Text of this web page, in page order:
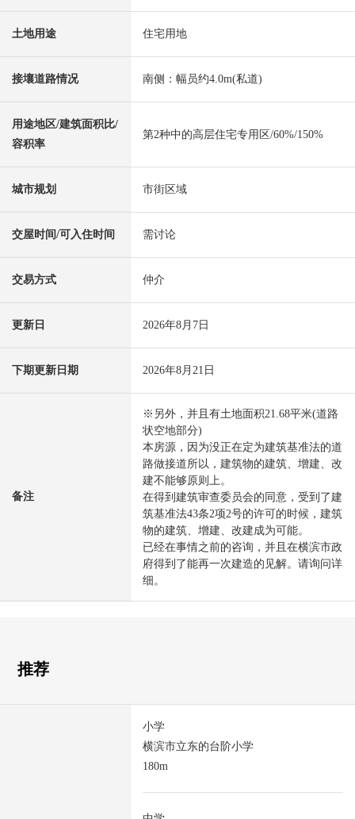
土地用途 住宅用地
接壤道路情况 南侧：幅员约4.0m(私道)
用途地区/建筑面积比/
容积率
第2种中的高层住宅专用区/60%/150%
城市规划 市街区域
交屋时间/可入住时间 需讨论
交易方式 仲介
更新日 2026年8月7日
下期更新日期 2026年8月21日
备注
※另外，并且有土地面积21.68平米(道路
状空地部分)
本房源，因为没正在定为建筑基准法的道
路做接道所以，建筑物的建筑、增建、改
建不能够原则上。
在得到建筑审查委员会的同意，受到了建
筑基准法43条2项2号的许可的时候，建筑
物的建筑、增建、改建成为可能。
已经在事情之前的咨询，并且在横滨市政
府得到了能再一次建造的见解。请询问详
细。
推荐
小学
横滨市立东的台阶小学
180m